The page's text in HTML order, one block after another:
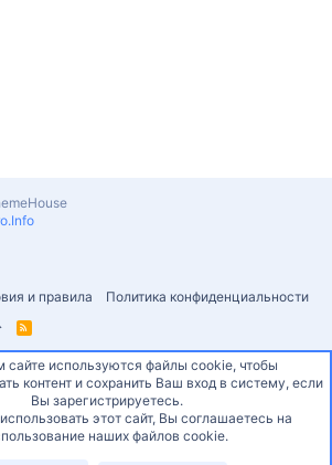
и правила
Политика конфиденциальности
R
S
СверхуСнизу
сайте используются файлы cookie, чтобы
контент и сохранить Ваш вход в систему, если
Вы зарегистрируетесь.
этот сайт, Вы соглашаетесь на
наших файлов cookie.